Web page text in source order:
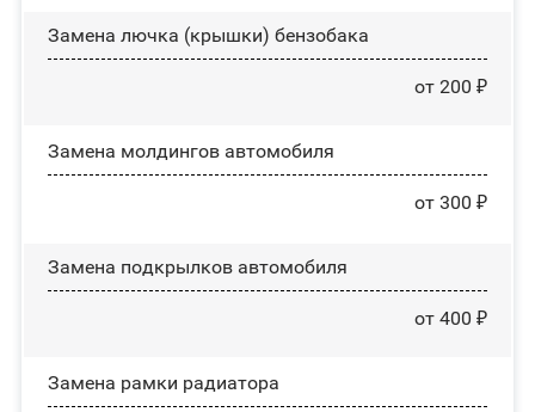
Замена лючка (крышки) бензобака
от 200 ₽
Замена молдингов автомобиля
от 300 ₽
Замена пoдĸpылĸoв автомобиля
от 400 ₽
Замена рамки радиатора